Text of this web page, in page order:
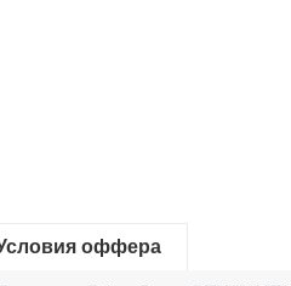
оффера